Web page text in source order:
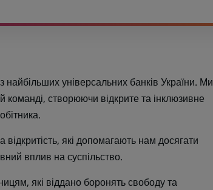
універсальних банків України. Ми
команді, створюючи відкрите та інклюзивне
відкритість, які допомагають нам досягати
вплив на суспільство.
які віддано боронять свободу та